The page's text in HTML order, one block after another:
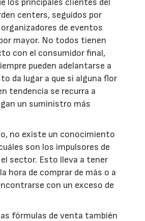
centers, seguidos por
de eventos
mayor. No todos tienen
con el consumidor final,
pueden adelantarse a
da lugar a que si alguna flor
tendencia se recurra a
un suministro más
no existe un conocimiento
son los impulsores de
sector. Esto lleva a tener
hora de comprar de más o a
con un exceso de
fórmulas de venta también